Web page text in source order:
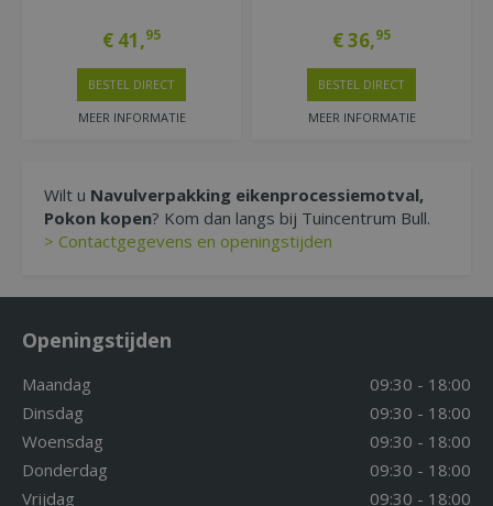
€ 41,95
MEER INFORMATIE
BESTEL DIRECT
€36,95
MEER INFORMATIE
BESTEL DIRECT
Wilt u Navulverpakking eikenprocessiemotval,
Pokon kopen? Kom dan langs bij Tuincentrum Bull.
> Contactgegevens en openingstijden
Openingstijden
Maandag
09:30 - 18:00
Dinsdag
09:30 - 18:00
Woensdag
09:30 - 18:00
Donderdag
09:30 - 18:00
Vrijdag
09:30 - 18:00